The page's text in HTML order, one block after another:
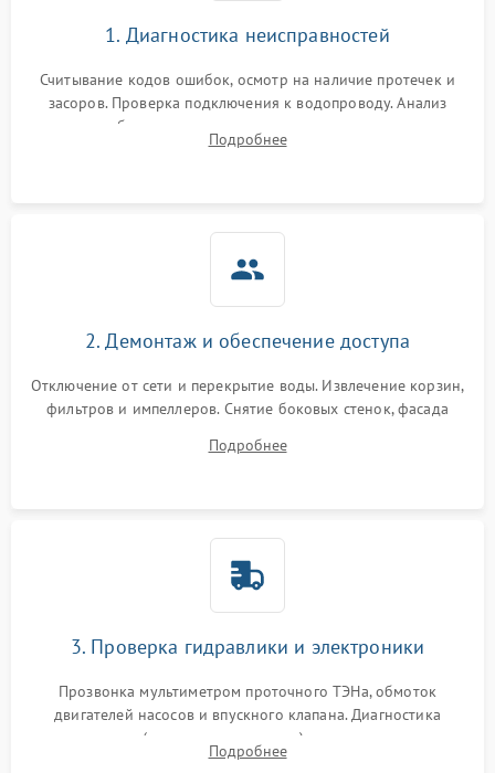
1. Диагностика неисправностей
Считывание кодов ошибок, осмотр на наличие протечек и
засоров. Проверка подключения к водопроводу. Анализ
жалоб на отсутствие слива, нагрева, вращения
разбрызгивателей или срабатывание системы защиты
Подробнее
2. Демонтаж и обеспечение доступа
Отключение от сети и перекрытие воды. Извлечение корзин,
фильтров и импеллеров. Снятие боковых стенок, фасада
циркуляционному насосу, ТЭНу и сливной помпе.
Подробнее
3. Проверка гидравлики и электроники
Прозвонка мультиметром проточного ТЭНа, обмоток
двигателей насосов и впускного клапана. Диагностика
прессостата (датчика уровня воды), датчика мутности,
концевика дверцы и электронного модуля управления.
Подробнее